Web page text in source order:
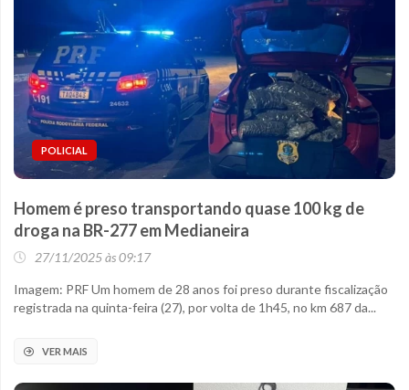
POLICIAL
Homem é preso transportando quase 100 kg de
droga na BR-277 em Medianeira
27/11/2025 às 09:17
Imagem: PRF Um homem de 28 anos foi preso durante fiscalização
registrada na quinta-feira (27), por volta de 1h45, no km 687 da...
VER MAIS